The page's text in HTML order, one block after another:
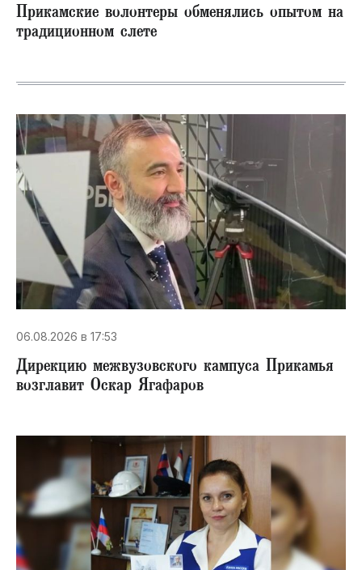
Прикамские волонтеры обменялись опытом на
традиционном слете
06.08.2026 в 17:53
Дирекцию межвузовского кампуса Прикамья
возглавит Оскар Ягафаров